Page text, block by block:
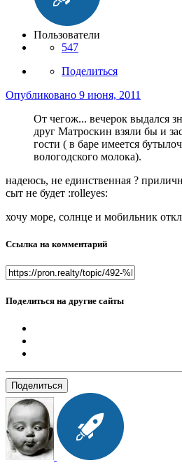
Пользователи
547
Поделиться
Опубликовано 9 июня, 2011
От чегож... вечерок выдался
друг Матроскин взяли бы и
гости ( в баре имеется
вологодского молока).
надеюсь, не единственная ?
сыт не будет :rolleyes:
хочу море, солнце и мобильник
Ссылка на комментарий
Поделиться на другие сайты
Поделиться